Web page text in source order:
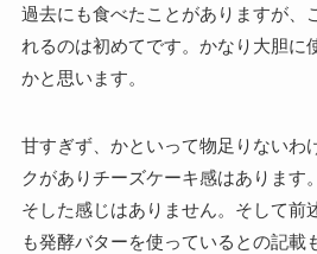
過去にも食べたことがありますが、
れるのは初めてです。かなり大胆に
かと思います。
甘すぎず、かといって物足りないわ
クがありチーズケーキ感はあります
そした感じはありません。そして前
も発酵バターを使っているとの記載